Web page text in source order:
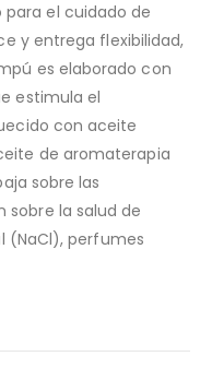
el cuidado de
y entrega flexibilidad,
es elaborado con
estimula el
con aceite
de aromaterapia
sobre las
sobre la salud de
(NaCl), perfumes